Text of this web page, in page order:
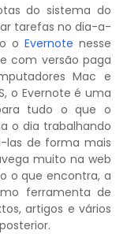
do sistema do
tarefas no dia-a-
o Evernote nesse
com versão paga
Mac e
o Evernote é uma
tudo o que o
o dia trabalhando
las de forma mais
muito na web
o que encontra, a
ferramenta de
artigos e vários